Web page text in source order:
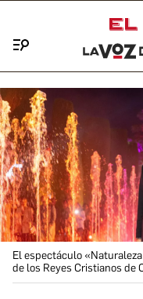
El espectáculo
de los Reyes Cristianos de